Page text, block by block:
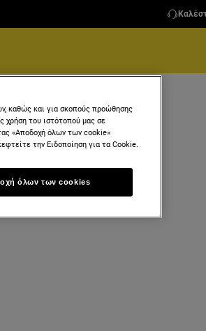
καθώς και για σκοπούς προώθησης
χρήση του ιστότοπού μας σε
«Αποδοχή όλων των cookie»
την Ειδοποίηση για τα Cookie.
όλων των cookies